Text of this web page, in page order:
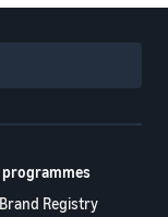
programmes
Registry